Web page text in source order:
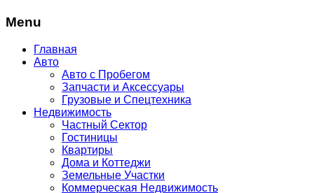
Menu
Главная
Авто
Авто с Пробегом
Запчасти и Аксессуары
Грузовые и Спецтехника
Недвижимость
Частный Сектор
Гостиницы
Квартиры
Дома и Коттеджи
Земельные Участки
Коммерческая Недвижимость